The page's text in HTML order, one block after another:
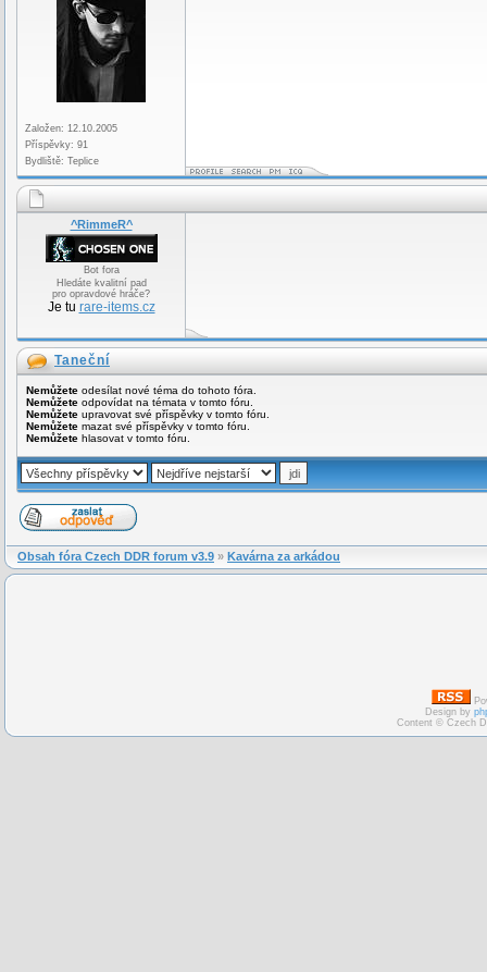
Založen: 12.10.2005
Příspěvky: 91
Bydliště: Teplice
^RimmeR^
Bot fora
Hledáte kvalitní pad
pro opravdové hráče?
Je tu rare-items.cz
Taneční
Nemůžete odesílat nové téma do tohoto fóra.
Nemůžete odpovídat na témata v tomto fóru.
Nemůžete upravovat své příspěvky v tomto fóru.
Nemůžete mazat své příspěvky v tomto fóru.
Nemůžete hlasovat v tomto fóru.
Obsah fóra Czech DDR forum v3.9 » Kavárna za arkádou
Design by
Content © Czech